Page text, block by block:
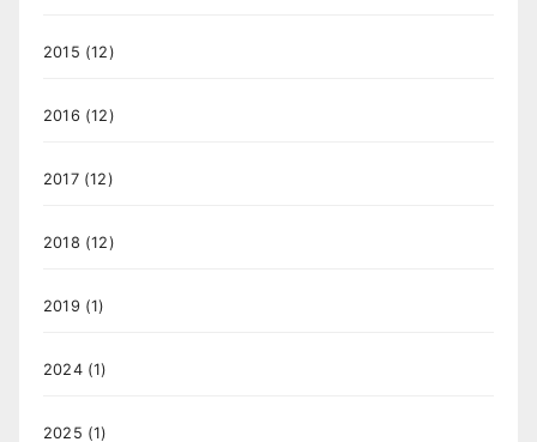
2015 (12)
2016 (12)
2017(12)
2018 (12)
2019 (1)
2024(1)
2025 (1)